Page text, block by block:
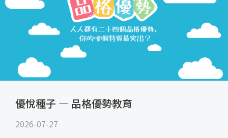
優悅種子 — 品格優勢教育
2026-07-27